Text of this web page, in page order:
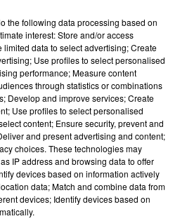
du centre-ville
est contraint de
16h44
16h44
the following data processing based on
interest: Store and/or access
data to select advertising; Create
Use profiles to select personalised
performance; Measure content
through statistics or combinations
Develop and improve services; Create
Use profiles to select personalised
content; Ensure security, prevent and
and present advertising and content;
choices. These technologies may
IP address and browsing data to offer
devices based on information actively
data; Match and combine data from
devices; Identify devices based on